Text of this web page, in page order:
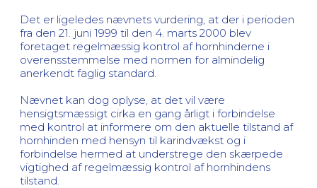
Det er ligeledes nævnets vurdering, at der i perioden
fra den 21. juni 1999 til den 4. marts 2000 blev
foretaget regelmæssig kontrol af hornhinderne i
overensstemmelse med normen for almindelig
anerkendt faglig standard.
Nævnet kan dog oplyse, at det vil være
hensigtsmæssigt cirka en gang årligt i forbindelse
med kontrol at informere om den aktuelle tilstand af
hornhinden med hensyn til karindvækst og i
forbindelse hermed at understrege den skærpede
vigtighed af regelmæssig kontrol af hornhindens
tilstand.